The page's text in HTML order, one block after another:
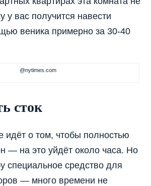
у вас получится навести
веника примерно за 30-40
@nytimes.com
сток
идёт о том, чтобы полностью
— на это уйдёт около часа. Но
специальное средство для
— много времени не